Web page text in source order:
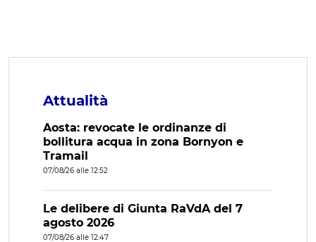
Attualità
Aosta: revocate le ordinanze di
bollitura acqua in zona Bornyon e
Tramail
07/08/26 alle 12:52
Le delibere di Giunta RaVdA del 7
agosto 2026
07/08/26 alle 12:47